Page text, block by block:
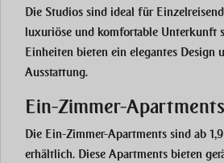
Die Studios sind ideal für
luxuriöse und komfortable Unterkunft
Einheiten bieten ein elegantes Design
Ausstattung.
Ein-Zimmer-Apartments
Die Ein-Zimmer-Apartments sind ab
erhältlich. Diese Apartments bieten